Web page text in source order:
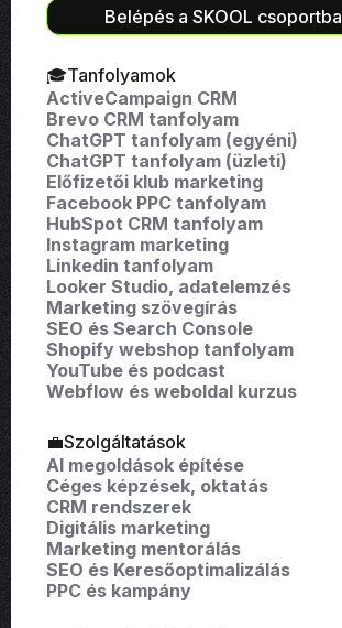
Belépés a SKOOL csoportba
🎓Tanfolyamok
ActiveCampaign CRM
Brevo CRM tanfolyam
ChatGPT tanfolyam (egyéni)
ChatGPT tanfolyam (üzleti)
Előfizetői klub marketing
Facebook PPC tanfolyam
HubSpot CRM tanfolyam
Instagram marketing
Linkedin tanfolyam
Looker Studio, adatelemzés
Marketing szövegírás
SEO és Search Console
Shopify webshop tanfolyam
YouTube és podcast
Webflow és weboldal kurzus
💼Szolgáltatások
AI megoldások építése
Céges képzések, oktatás
CRM rendszerek
Digitális marketing
Marketing mentorálás
SEO és Keresőoptimalizálás
PPC és kampány